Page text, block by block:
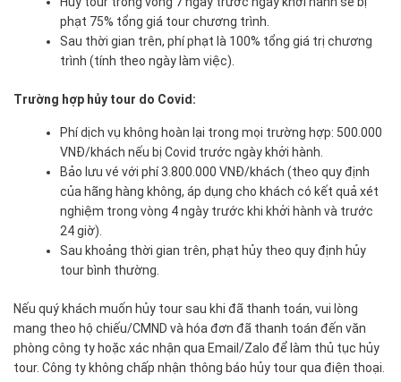
phạt 75% tổng giá tour chương trình.
Sau thời gian trên, phí phạt là 100% tổng giá trị chương
trình (tính theo ngày làm việc).
Trường hợp hủy tour do Covid:
Phí dịch vụ không hoàn lại trong mọi trường hợp: 500.000
VNĐ/khách nếu bị Covid trước ngày khởi hành.
Bảo lưu vé với phí 3.800.000 VNĐ/khách (theo quy định
của hãng hàng không, áp dụng cho khách có kết quả xét
nghiệm trong vòng 4 ngày trước khi khởi hành và trước
24 giờ).
Sau khoảng thời gian trên, phạt hủy theo quy định hủy
tour bình thường.
Nếu quý khách muốn hủy tour sau khi đã thanh toán, vui lòng
mang theo hộ chiếu/CMND và hóa đơn đã thanh toán đến văn
phòng công ty hoặc xác nhận qua Email/Zalo để làm thủ tục hủy
tour. Công ty không chấp nhận thông báo hủy tour qua điện thoại.